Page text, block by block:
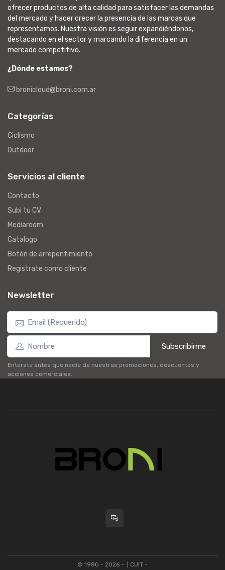
ofrecer productos de alta calidad para satisfacer las demandas
del mercado y hacer crecer la presencia de las marcas que
representamos. Nuestra visión es seguir expandiéndonos,
destacando en el sector y marcando la diferencia en un
mercado competitivo.
¿Dónde estamos?
bronicloud@broni.com.ar
Categorías
Ciclismo
Outdoor
Servicios al cliente
Contacto
Subi tu CV
Mediaroom
Catalogo
Botón de arrepentimiento
Registrate como cliente
Newsletter
Subscribirme
Enterate antes que nadie de nuestras promociones, descuentos y
acciones comerciales.
© 1980 - 2026 - | CUIT -